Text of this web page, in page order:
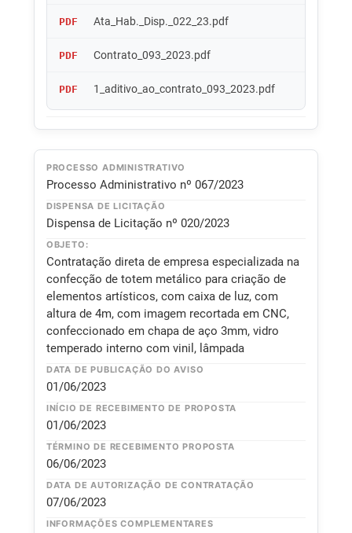
PDF Ata_Hab._Disp._022_23.pdf
PDF Contrato_093_2023.pdf
PDF 1_aditivo_ao_contrato_093_2023.pdf
PROCESSO ADMINISTRATIVO
Processo Administrativo nº 067/2023
DISPENSA DE LICITAÇÃO
Dispensa de Licitação nº 020/2023
OBJETO:
Contratação direta de empresa especializada na
confecção de totem metálico para criação de
elementos artísticos, com caixa de luz, com
altura de 4m, com imagem recortada em CNC,
confeccionado em chapa de aço 3mm, vidro
temperado interno com vinil, lâmpada
DATA DE PUBLICAÇÃO DO AVISO
01/06/2023
INÍCIO DE RECEBIMENTO DE PROPOSTA
01/06/2023
TÉRMINO DE RECEBIMENTO PROPOSTA
06/06/2023
DATA DE AUTORIZAÇÃO DE CONTRATAÇÃO
07/06/2023
INFORMAÇÕES COMPLEMENTARES